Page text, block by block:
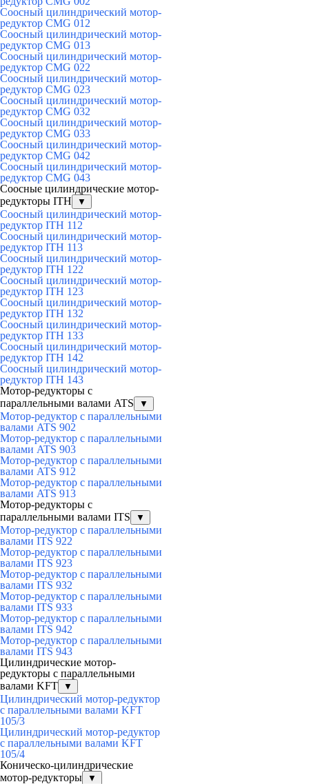
Соосный цилиндрический мотор-
редуктор CMG 012
Соосный цилиндрический мотор-
редуктор CMG 013
Соосный цилиндрический мотор-
редуктор CMG 022
Соосный цилиндрический мотор-
редуктор CMG 023
Соосный цилиндрический мотор-
редуктор CMG 032
Соосный цилиндрический мотор-
редуктор CMG 033
Соосный цилиндрический мотор-
редуктор CMG 042
Соосный цилиндрический мотор-
редуктор CMG 043
Соосные цилиндрические мотор-
редукторы ITH
▼
Соосный цилиндрический мотор-
редуктор ITH 112
Соосный цилиндрический мотор-
редуктор ITH 113
Соосный цилиндрический мотор-
редуктор ITH 122
Соосный цилиндрический мотор-
редуктор ITH 123
Соосный цилиндрический мотор-
редуктор ITH 132
Соосный цилиндрический мотор-
редуктор ITH 133
Соосный цилиндрический мотор-
редуктор ITH 142
Соосный цилиндрический мотор-
редуктор ITH 143
Мотор-редукторы с
параллельными валами ATS
▼
Мотор-редуктор с параллельными
валами ATS 902
Мотор-редуктор с параллельными
валами ATS 903
Мотор-редуктор с параллельными
валами ATS 912
Мотор-редуктор с параллельными
валами ATS 913
Мотор-редукторы с
параллельными валами ITS
▼
Мотор-редуктор с параллельными
валами ITS 922
Мотор-редуктор с параллельными
валами ITS 923
Мотор-редуктор с параллельными
валами ITS 932
Мотор-редуктор с параллельными
валами ITS 933
Мотор-редуктор с параллельными
валами ITS 942
Мотор-редуктор с параллельными
валами ITS 943
Цилиндрические мотор-
редукторы с параллельными
валами KFT
▼
Цилиндрический мотор-редуктор
с параллельными валами KFT
105/3
Цилиндрический мотор-редуктор
с параллельными валами KFT
105/4
Коническо-цилиндрические
мотор-редукторы
▼